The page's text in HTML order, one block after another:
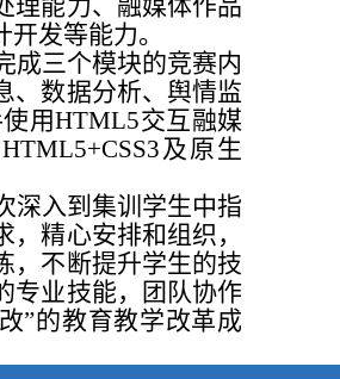
理能力、融媒体作品
发等能力。
成三个模块的竞赛内
、数据分析、舆情监
用HTML5交互融媒
HTML5+CSS3及原生
深入到集训学生中指
精心安排和组织，
，不断提升学生的技
专业技能，团队协作
”的教育教学改革成